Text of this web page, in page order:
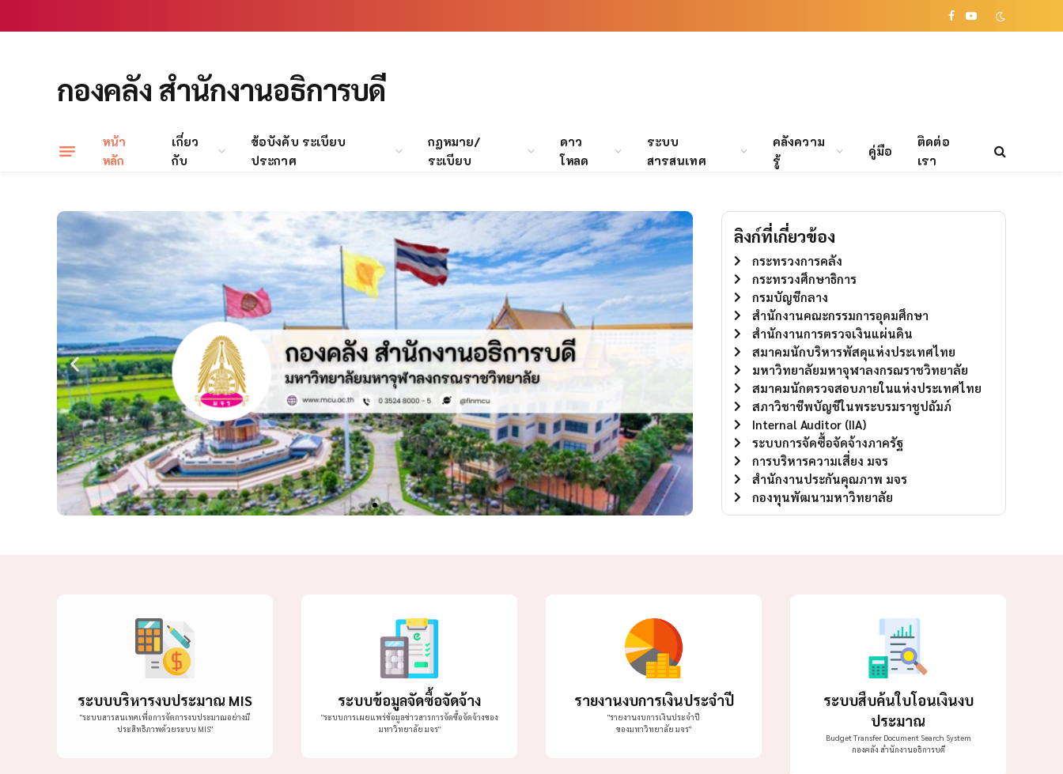
Facebook
YouTube
กองคลัง สำนักงานอธิการบดี
หน้า
หลัก
เกี่ยว
กับ
ข้อบังคับ ระเบียบ
ประกาศ
กฏหมาย/
ระเบียบ
ดาว
โหลด
ระบบ
สารสนเทศ
คลังความ
รู้
คู่มือ
ติดต่อ
เรา
ลิงก์ที่เกี่ยวข้อง
กระทรวงการคลัง
กระทรวงศึกษาธิการ
กรมบัญชีกลาง
สำนักงานคณะกรรมการอุดมศึกษา
สำนักงานการตรวจเงินแผ่นดิน
สมาคมนักบริหารพัสดุแห่งประเทศไทย
มหาวิทยาลัยมหาจุฬาลงกรณราชวิทยาลัย
สมาคมนักตรวจสอบภายในแห่งประเทศไทย
สภาวิชาชีพบัญชีในพระบรมราชูปถัมภ์
Internal Auditor (IIA)
ระบบการจัดซื้อจัดจ้างภาครัฐ
การบริหารความเสี่ยง มจร
สำนักงานประกันคุณภาพ มจร
กองทุนพัฒนามหาวิทยาลัย
ระบบบริหารงบประมาณ MIS
"ระบบสารสนเทศเพื่อการจัดการงบประมาณอย่างมี
ประสิทธิภาพด้วยระบบ MIS"
ระบบข้อมูลจัดซื้อจัดจ้าง
"ระบบการเผยแพร่ข้อมูลข่าวสารการจัดซื้อจัดจ้างของ
มหาวิทยาลัย มจร"
รายงานงบการเงินประจำปี
"รายงานงบการเงินประจำปี
ของมหาวิทยาลัย มจร"
ระบบสืบค้นใบโอนเงินงบ
ประมาณ
Budget Transfer Document Search System
กองคลัง สำนักงานอธิการบดี